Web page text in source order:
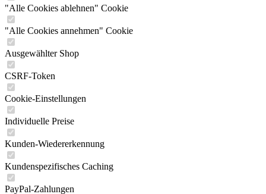
"Alle Cookies ablehnen" Cookie
"Alle Cookies annehmen" Cookie
Ausgewählter Shop
CSRF-Token
Cookie-Einstellungen
Individuelle Preise
Kunden-Wiedererkennung
Kundenspezifisches Caching
PayPal-Zahlungen